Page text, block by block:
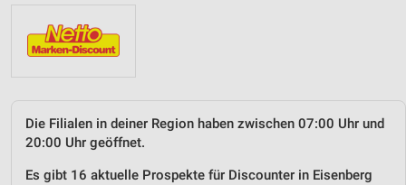
Die Filialen in deiner Region haben zwischen 07:00 Uhr und
20:00 Uhr geöffnet.
Es gibt 16 aktuelle Prospekte für Discounter in Eisenberg